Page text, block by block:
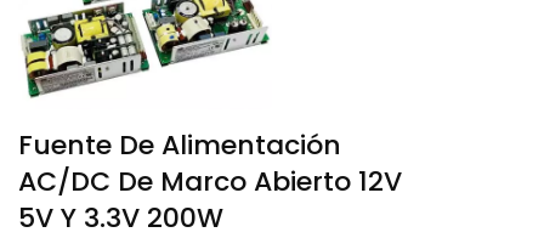
Fuente De Alimentación
AC/DC De Marco Abierto 12V
5V Y 3.3V 200W